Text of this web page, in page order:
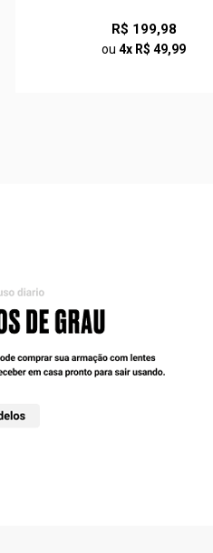
R$ 199,98
ou4x R$ 49,99